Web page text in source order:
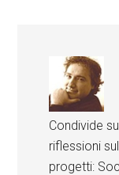
Condivide
riflessioni
progetti: